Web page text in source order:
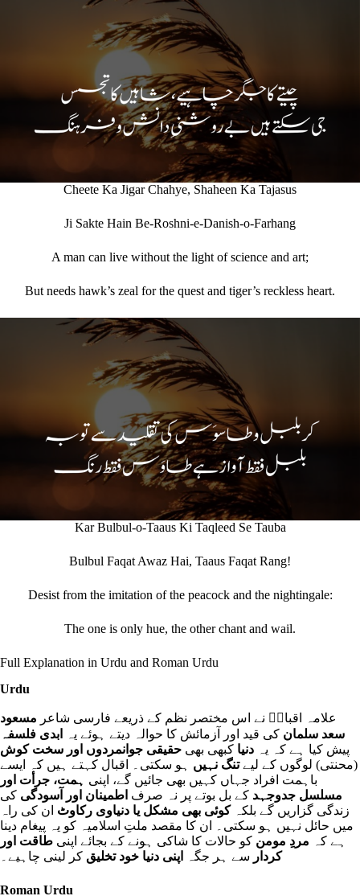
Cheete Ka Jigar Chahye, Shaheen Ka Tajasus
Ji Sakte Hain Be-Roshni-e-Danish-o-Farhang
A man can live without the light of science and art;
But needs hawk’s zeal for the quest and tiger’s reckless heart.
Kar Bulbul-o-Taaus Ki Taqleed Se Tauba
Bulbul Faqat Awaz Hai, Taaus Faqat Rang!
Desist from the imitation of the peacock and the nightingale:
The one is only hue, the other chant and wail.
Full Explanation in Urdu and Roman Urdu
Urdu
علامہ اقبالؒ نے اس مختصر نظم کے ذریعے فارسی شاعر مسعود
سعد سلمان کی قید اور آزمائش کا حوالہ دیتے ہوئے یہ
ابدی فلسفہ
پیش کیا ہے کہ یہ دنیا کبھی بھی حقیقی جوانمردوں اور سخت کوش
(محنتی) لوگوں کے لیےتنگ نہیں ہو سکتی۔ اقبال کہتے ہیں کہ ایسے
باہمت افراد جہاں کہیں بھی جائیں گے، اپنی ہمت، جرأت اور
مسلسل جدوجہد کے بل بوتے پر نہ صرف اطمینان اور آسودگی کی
زندگی گزاریں گے بلکہکوئی بھی مشکل یا دنیاوی رکاوٹ ان کی راہ
میں حائل نہیں ہو سکتی۔ ان کا مقصد ملتِ اسلامیہ کو یہ پیغام دینا
ہے کہ مردِ مومن کو حالات کا شاکی ہونے کے بجائے اپنی طاقت اور
کردار سے ہر جگہ اپنی دنیا خود تخلیق کر لینی چاہیے۔
Roman Urdu